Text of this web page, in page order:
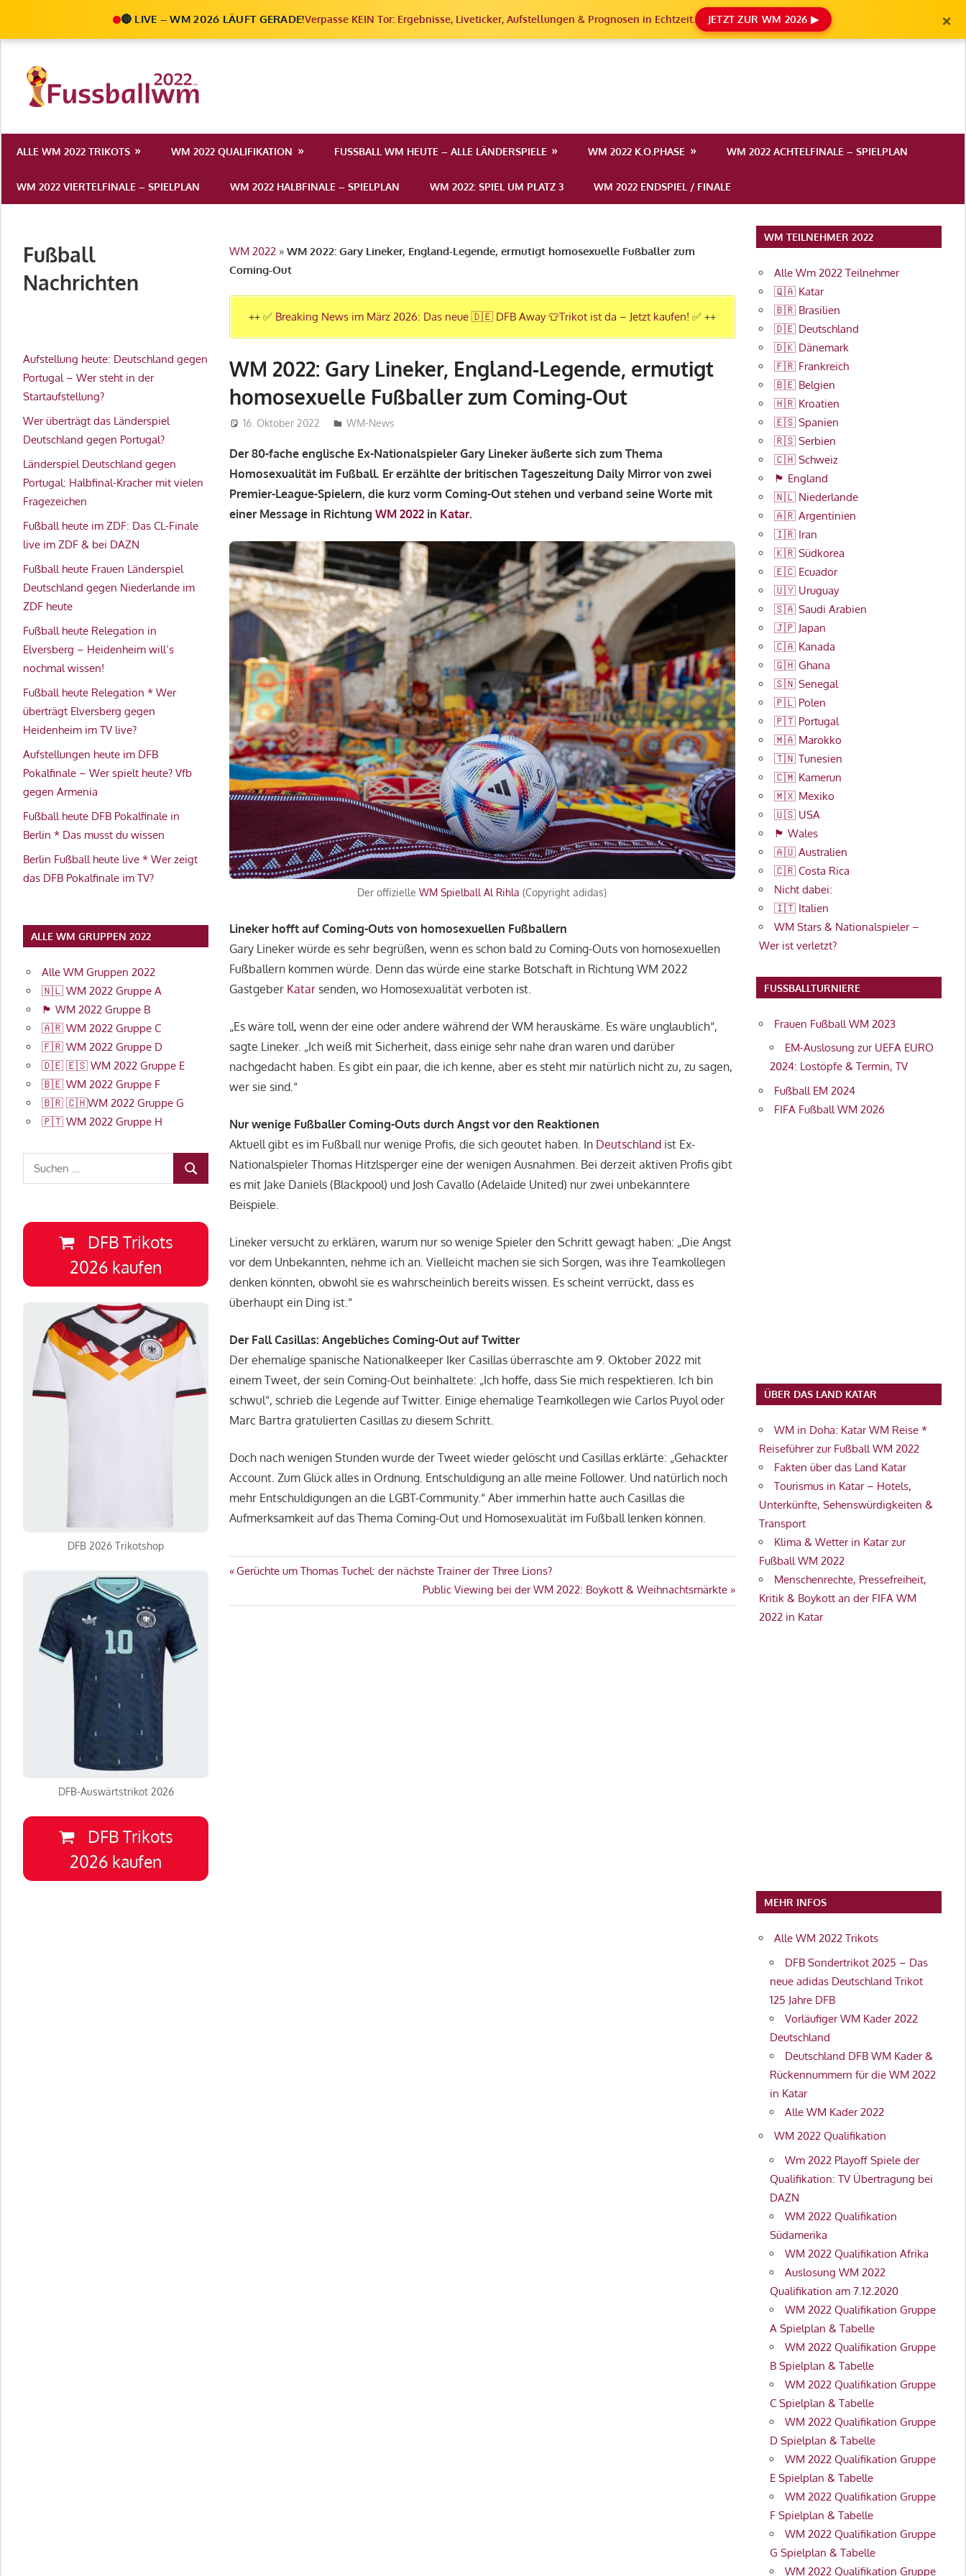
🔴 LIVE – WM 2026 LÄUFT GERADE!Verpasse KEIN Tor: Ergebnisse, Liveticker, Aufstellungen & Prognosen in Echtzeit. JETZT ZUR WM 2026 ▶ ×
springen
Weltmeisterschaft
zur
in
ALLE WM 2022 TRIKOTS WM 2022 QUALIFIKATION FUSSBALL WM HEUTE – ALLE LÄNDERSPIELE WM 2022 K.O.PHASE WM 2022 ACHTELFINALE – SPIELPLAN
WM 2022 VIERTELFINALE – SPIELPLAN WM 2022 HALBFINALE – SPIELPLAN WM 2022: SPIEL UM PLATZ 3 WM 2022 ENDSPIEL / FINALE
WM 2022 »WM 2022: Gary Lineker, England-Legende, ermutigt homosexuelle Fußballer zum
Coming-Out
++ ✅ Breaking News im März 2026: Das neue 🇩🇪 DFB Away 👕Trikot ist da – Jetzt kaufen! ✅ ++
WM 2022: Gary Lineker, England-Legende, ermutigt
homosexuelle Fußballer zum Coming-Out
16. Oktober 2022 philipw
WM-News
Der 80-fache englische Ex-Nationalspieler Gary Lineker äußerte sich zum Thema
Homosexualität im Fußball. Er erzählte der britischen Tageszeitung Daily Mirror von zwei
Premier-League-Spielern, die kurz vorm Coming-Out stehen und verband seine Worte mit
einer Message in RichtungWM 2022 in Katar.
Der offizielleWM Spielball Al Rihla (Copyright adidas)
Lineker hofft auf Coming-Outs von homosexuellen Fußballern
Gary Lineker würde es sehr begrüßen, wenn es schon bald zu Coming-Outs von homosexuellen
Fußballern kommen würde. Denn das würde eine starke Botschaft in Richtung WM 2022
Gastgeber Katar senden, wo Homosexualität verboten ist.
„Es wäre toll, wenn der eine oder andere während der WM herauskäme. Es wäre unglaublich“,
sagte Lineker. „Ich weiß mit Sicherheit, dass einige sehr nahe dran waren und darüber
nachgedacht haben. Es gibt ein paar, die ich kenne, aber es steht mir natürlich nicht zu, zu sagen,
wer sie sind.“
Nur wenige Fußballer Coming-Outs durch Angst vor den Reaktionen
Aktuell gibt es im Fußball nur wenige Profis, die sich geoutet haben. In Deutschland ist Ex-
Nationalspieler Thomas Hitzlsperger eine der wenigen Ausnahmen. Bei derzeit aktiven Profis gibt
es mit Jake Daniels (Blackpool) und Josh Cavallo (Adelaide United) nur zwei unbekanntere
Beispiele.
Lineker versucht zu erklären, warum nur so wenige Spieler den Schritt gewagt haben: „Die Angst
vor dem Unbekannten, nehme ich an. Vielleicht machen sie sich Sorgen, was ihre Teamkollegen
denken könnten, obwohl sie es wahrscheinlich bereits wissen. Es scheint verrückt, dass es
überhaupt ein Ding ist.“
Der Fall Casillas: Angebliches Coming-Out auf Twitter
Der ehemalige spanische Nationalkeeper Iker Casillas überraschte am 9. Oktober 2022 mit
einem Tweet, der sein Coming-Out beinhaltete: „Ich hoffe, dass Sie mich respektieren. Ich bin
schwul“, schrieb die Legende auf Twitter. Einige ehemalige Teamkollegen wie Carlos Puyol oder
Marc Bartra gratulierten Casillas zu diesem Schritt.
Doch nach wenigen Stunden wurde der Tweet wieder gelöscht und Casillas erklärte: „Gehackter
Account. Zum Glück alles in Ordnung. Entschuldigung an alle meine Follower. Und natürlich noch
mehr Entschuldigungen an die LGBT-Community.“ Aber immerhin hatte auch Casillas die
Aufmerksamkeit auf das Thema Coming-Out und Homosexualität im Fußball lenken können.
ENGLAND
Beitragsnavigation
Vorheriger
Gerüchte um Thomas Tuchel: der nächste Trainer der Three Lions?
Nächster
Beitrag:
Public Viewing bei der WM 2022: Boykott & Weihnachtsmärkte
Fußball
Nachrichten
Aufstellung heute: Deutschland gegen
Portugal – Wer steht in der
Startaufstellung?
Wer überträgt das Länderspiel
Deutschland gegen Portugal?
Länderspiel Deutschland gegen
Portugal: Halbfinal-Kracher mit vielen
Fragezeichen
Fußball heute im ZDF: Das CL-Finale
live im ZDF & bei DAZN
Fußball heute Frauen Länderspiel
Deutschland gegen Niederlande im
ZDF heute
Fußball heute Relegation in
Elversberg – Heidenheim will’s
nochmal wissen!
Fußball heute Relegation * Wer
überträgt Elversberg gegen
Heidenheim im TV live?
Aufstellungen heute im DFB
Pokalfinale – Wer spielt heute? Vfb
gegen Armenia
Fußball heute DFB Pokalfinale in
Berlin * Das musst du wissen
Berlin Fußball heute live * Wer zeigt
das DFB Pokalfinale im TV?
ALLE WM GRUPPEN 2022
Alle WM Gruppen 2022
🇳🇱 WM 2022 Gruppe A
🏴󠁧󠁢󠁥󠁮󠁧󠁿 WM 2022 Gruppe B
🇦🇷 WM 2022 Gruppe C
🇫🇷 WM 2022 Gruppe D
🇩🇪 🇪🇸 WM 2022 Gruppe E
🇧🇪 WM 2022 Gruppe F
🇧🇷 🇨🇭WM 2022 Gruppe G
🇵🇹 WM 2022 Gruppe H
Suchen
nach:
SUCHEN
DFB Trikots
2026 kaufen
DFB 2026 Trikotshop
DFB-Auswärtstrikot 2026
DFB Trikots
2026 kaufen
WM TEILNEHMER 2022
Alle Wm 2022 Teilnehmer
🇶🇦 Katar
🇧🇷 Brasilien
🇩🇪 Deutschland
🇩🇰 Dänemark
🇫🇷 Frankreich
🇧🇪 Belgien
🇭🇷 Kroatien
🇪🇸 Spanien
🇷🇸 Serbien
🇨🇭 Schweiz
🏴󠁧󠁢󠁥󠁮󠁧󠁿 England
🇳🇱 Niederlande
🇦🇷 Argentinien
🇮🇷 Iran
🇰🇷 Südkorea
🇪🇨 Ecuador
🇺🇾 Uruguay
🇸🇦 Saudi Arabien
🇯🇵 Japan
🇨🇦 Kanada
🇬🇭 Ghana
🇸🇳 Senegal
🇵🇱 Polen
🇵🇹 Portugal
🇲🇦 Marokko
🇹🇳 Tunesien
🇨🇲 Kamerun
🇲🇽 Mexiko
🇺🇸 USA
🏴󠁧󠁢󠁷󠁬󠁳󠁿 Wales
🇦🇺 Australien
🇨🇷 Costa Rica
Nicht dabei:
🇮🇹 Italien
WM Stars & Nationalspieler –
Wer ist verletzt?
FUSSBALLTURNIERE
Frauen Fußball WM 2023
EM-Auslosung zur UEFA EURO
2024: Lostöpfe & Termin, TV
Fußball EM 2024
FIFA Fußball WM 2026
ÜBER DAS LAND KATAR
WM in Doha: Katar WM Reise *
Reiseführer zur Fußball WM 2022
Fakten über das Land Katar
Tourismus in Katar – Hotels,
Unterkünfte, Sehenswürdigkeiten &
Transport
Klima & Wetter in Katar zur
Fußball WM 2022
Menschenrechte, Pressefreiheit,
Kritik & Boykott an der FIFA WM
2022 in Katar
MEHR INFOS
Alle WM 2022 Trikots
DFB Sondertrikot 2025 – Das
neue adidas Deutschland Trikot
125 Jahre DFB
Vorläufiger WM Kader 2022
Deutschland
Deutschland DFB WM Kader &
Rückennummern für die WM 2022
in Katar
Alle WM Kader 2022
WM 2022 Qualifikation
Wm 2022 Playoff Spiele der
Qualifikation: TV Übertragung bei
DAZN
WM 2022 Qualifikation
Südamerika
WM 2022 Qualifikation Afrika
Auslosung WM 2022
Qualifikation am 7.12.2020
WM 2022 Qualifikation Gruppe
A Spielplan & Tabelle
WM 2022 Qualifikation Gruppe
B Spielplan & Tabelle
WM 2022 Qualifikation Gruppe
C Spielplan & Tabelle
WM 2022 Qualifikation Gruppe
D Spielplan & Tabelle
WM 2022 Qualifikation Gruppe
E Spielplan & Tabelle
WM 2022 Qualifikation Gruppe
F Spielplan & Tabelle
WM 2022 Qualifikation Gruppe
G Spielplan & Tabelle
WM 2022 Qualifikation Gruppe